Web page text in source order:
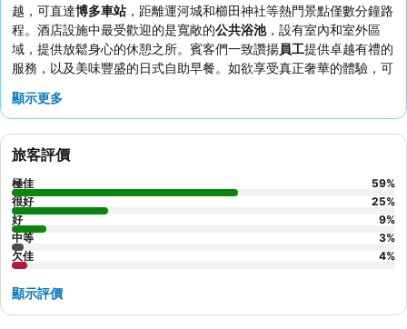
越，可直達博多車站 ，距離運河城和櫛田神社等熱門景點僅數分鐘路
程。酒店設施中最受歡迎的是寬敞的公共浴池，設有室內和室外區
域，提供放鬆身心的休憩之所。賓客們一致讚揚員工提供卓越有禮的
服務，以及美味豐盛的日式自助早餐。如欲享受真正奢華的體驗，可
顯示更多
旅客評價
極佳 59%
很好
25%
好
9%
中等
3%
欠佳
4%
顯示評價